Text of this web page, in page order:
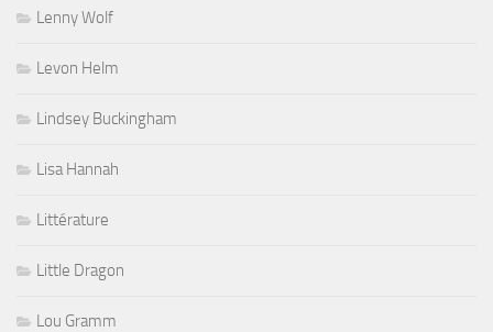
Lenny Wolf
Levon Helm
Lindsey Buckingham
Lisa Hannah
Littérature
Little Dragon
Lou Gramm